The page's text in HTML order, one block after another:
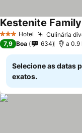
3 EstrelasHotel Culinária
Kestenite
7,9 Boa 634 a 0.9
Selecione as datas
exatos.